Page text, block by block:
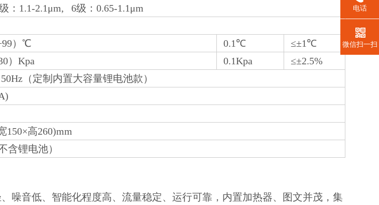
：1.1-2.1μm, 6级：0.65-1.1μm
）℃ 0.1℃
≤±1℃
）Kpa 0.1Kpa
≤±2.5%
（定制内置大容量锂电池款）
150×高260)mm
含锂电池）
噪音低、智能化程度高、流量稳定、运行可靠，内置加热器、图文并茂，集
电话
微信扫一扫